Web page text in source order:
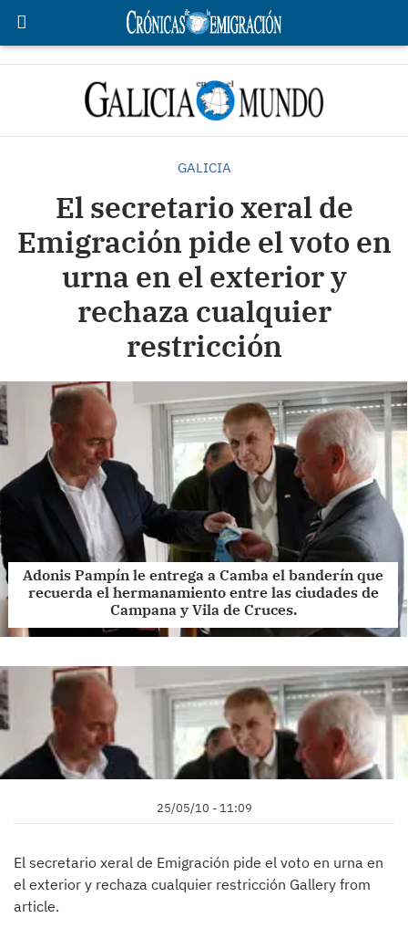
GALICIA
El secretario xeral de
Emigración pide el voto en
urna en el exterior y
rechaza cualquier
restricción
Adonis Pampín le entrega a Camba el banderín que
recuerda el hermanamiento entre las ciudades de
Campana y Vila de Cruces.
25/05/10 - 11:09
El secretario xeral de Emigración pide el voto en urna en
el exterior y rechaza cualquier restricción Gallery from
article.